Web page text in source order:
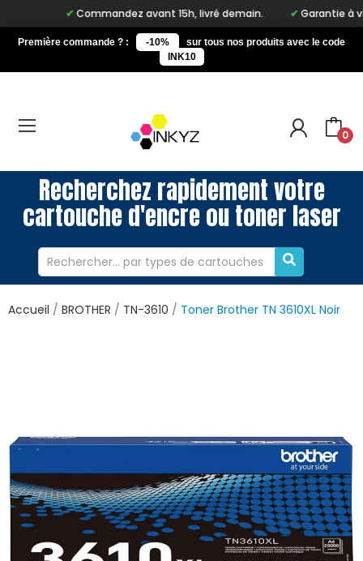
Commandez avant 15h, livré demain. Garantie à vie
Première commande ? : -10%
sur tous nos produits avec le code
INK10
0
Recherchez rapidement votre
cartouche d'encre ou toner laser
Accueil BROTHER TN-3610 Toner Brother TN 3610XL Noir